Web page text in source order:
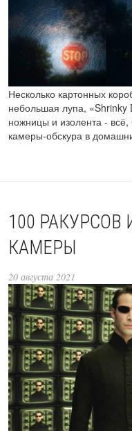
Несколько картонных
небольшая лупа, «Shrinky
ножницы и изолента - всё,
камеры-обскура в
100
КАМЕРЫ
20 августа 2021